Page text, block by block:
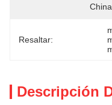
China
Resaltar:
Descripción